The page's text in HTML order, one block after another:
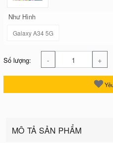
Như Hình
Galaxy A34 5G
Số lượng: - +
MÔ TẢ SẢN PHẨM